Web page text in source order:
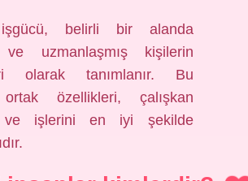
belirli bir alanda
ve uzmanlaşmış kişilerin
olarak tanımlanır. Bu
özellikleri, çalışkan
ve işlerini en iyi şekilde